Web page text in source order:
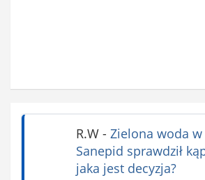
R.W- Zielona woda
Sanepid sprawdził
jaka jest decyzja?